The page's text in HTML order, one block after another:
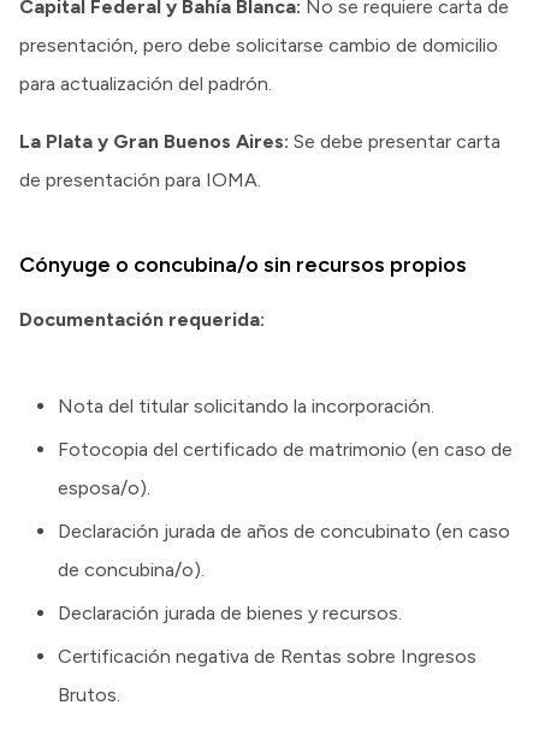
Capital Federal y Bahía Blanca: No se requiere carta de
presentación, pero debe solicitarse cambio de domicilio
para actualización del padrón.
La Plata y Gran Buenos Aires: Se debe presentar carta
de presentación para IOMA.
Cónyuge o concubina/o sin recursos propios
Documentación requerida:
Nota del titular solicitando la incorporación.
Fotocopia del certificado de matrimonio (en caso de
esposa/o).
Declaración jurada de años de concubinato (en caso
de concubina/o).
Declaración jurada de bienes y recursos.
Certificación negativa de Rentas sobre Ingresos
Brutos.